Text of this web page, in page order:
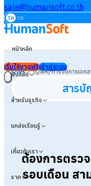
sale@humansoft.co.th
TH EN
หน้าหลัก
ฟังก์ชัน
สำหรับธุรกิจ
แหล่งเรียนรู้
เกี่ยวกับเรา
ราคา
เริ่มใช้งานฟรีเข้าสู่ระบบ
Q&A>(Q&A) การจัดการเอกส
สาร
ต้องการตรว
รอบเดือน สา